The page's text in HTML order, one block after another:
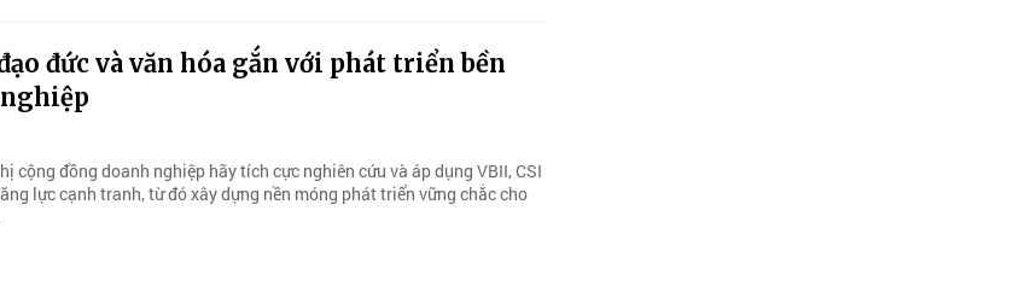
đức và văn hóa gắn với phát triển bền
cộng đồng doanh nghiệp hãy tích cực nghiên cứu và áp dụng VBII, CSI
lực cạnh tranh, từ đó xây dựng nền móng phát triển vững chắc cho